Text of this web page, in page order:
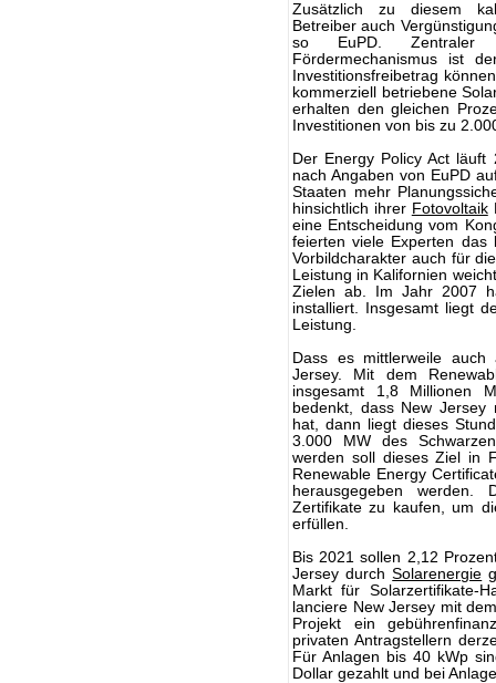
Zusätzlich zu diesem
Betreiber auch
so EuPD. Zentraler
Fördermechanismus ist
Investitionsfreibetrag
kommerziell betriebene
erhalten den gleichen
Investitionen von bis zu
Der Energy Policy Act läuft
nach Angaben von EuPD
Staaten mehr
hinsichtlich ihrer Fotovoltaik
eine Entscheidung vom
feierten viele Experten das
Vorbildcharakter auch für
Leistung in Kalifornien
Zielen ab. Im Jahr 2007
installiert. Insgesamt liegt
Leistung.
Dass es mittlerweile
Jersey. Mit dem
insgesamt 1,8 Millionen
bedenkt, dass New
hat, dann liegt dieses
3.000 MW des
werden soll dieses Ziel in
Renewable Energy
herausgegeben werden.
Zertifikate zu kaufen, um
erfüllen.
Bis 2021 sollen 2,12
Jersey durchSolarenergie
Markt für Solarzertifikate-
lanciere New Jersey mit
Projekt ein
privaten Antragstellern
Für Anlagen bis 40 kWp
Dollar gezahlt und bei